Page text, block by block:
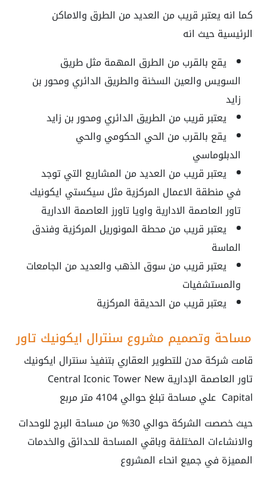
كما انه يعتبر قريب من العديد من الطرق والاماكن
الرئيسية حيث انه
يقع بالقرب من الطرق المهمة مثل طريق
السويس والعين السخنة والطريق الدائري ومحور بن
زايد
يعتبر قريب من الطريق الدائري ومحور بن زايد
يقع بالقرب من الحي الحكومي والحي
الدبلوماسي
يعتبر قريب من العديد من المشاريع التي توجد
في منطقة الاعمال المركزية مثل سيكستي ايكونيك
تاور العاصمة الادارية واويا تاورز العاصمة الادارية
يعتبر قريب من محطة المونوريل المركزية وفندق
الماسة
يعتبر قريب من سوق الذهب والعديد من الجامعات
والمستشفيات
يعتبر قريب من الحديقة المركزية
مساحة وتصميم مشروع سنترال ايكونيك تاور
قامت شركة مدن للتطوير العقاري بتنفيذ سنترال ايكونيك
تاور العاصمة الإدارية Central Iconic Tower New
Capital علي مساحة تبلغ حوالي 4104 متر مربع
حيث خصصت الشركة حوالي 30% من مساحة البرج للوحدات
والانشاءات المختلفة وباقي المساحة للحدائق والخدمات
المميزة في جميع انحاء المشروع